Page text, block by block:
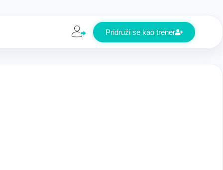
Pridruži se kao trener